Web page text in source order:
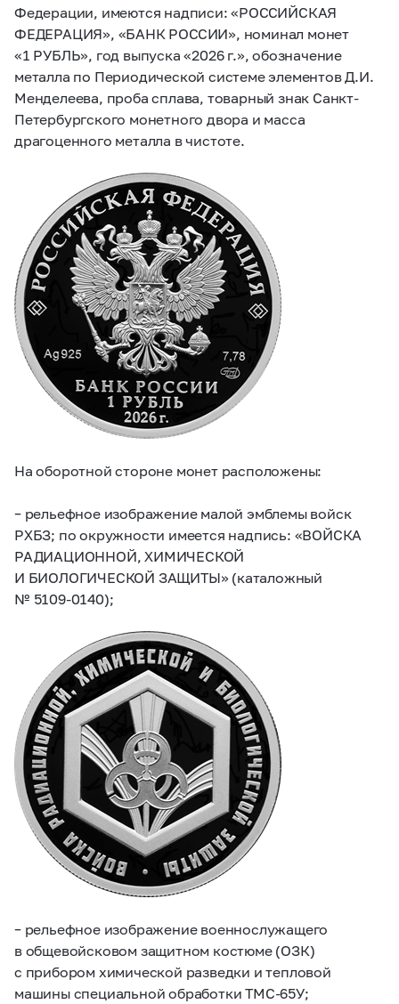
Федерации, имеются надписи: «РОССИЙСКАЯ
ФЕДЕРАЦИЯ», «БАНК РОССИИ», номинал монет
«1 РУБЛЬ», год выпуска «2026 г.», обозначение
металла по Периодической системе элементов Д.И.
Менделеева, проба сплава, товарный знак Санкт-
Петербургского монетного двора и масса
драгоценного металла в чистоте.
На оборотной стороне монет расположены:
– рельефное изображение малой эмблемы войск
РХБЗ; по окружности имеется надпись: «ВОЙСКА
РАДИАЦИОННОЙ, ХИМИЧЕСКОЙ
И БИОЛОГИЧЕСКОЙ ЗАЩИТЫ» (каталожный
№ 5109-0140);
– рельефное изображение военнослужащего
в общевойсковом защитном костюме (ОЗК)
с прибором химической разведки и тепловой
машины специальной обработки ТМС-65У;